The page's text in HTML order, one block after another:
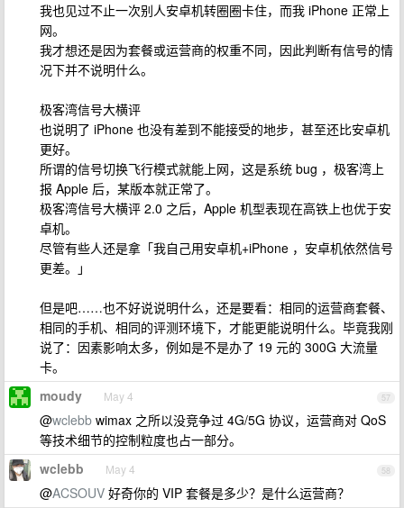
我也见过不止一次别人安卓机转圈圈卡住，而我 iPhone 正常上
网。
我才想还是因为套餐或运营商的权重不同，因此判断有信号的情
况下并不说明什么。
极客湾信号大横评
也说明了 iPhone 也没有差到不能接受的地步，甚至还比安卓机
更好。
所谓的信号切换飞行模式就能上网，这是系统 bug ，极客湾上
报 Apple 后，某版本就正常了。
极客湾信号大横评 2.0 之后，Apple 机型表现在高铁上也优于安
卓机。
尽管有些人还是拿「我自己用安卓机+iPhone ，安卓机依然信号
更差。」
但是吧……也不好说说明什么，还是要看：相同的运营商套餐、
相同的手机、相同的评测环境下，才能更能说明什么。毕竟我刚
说了：因素影响太多，例如是不是办了 19 元的 300G 大流量
卡。
57
moudy May 4
@wclebb wimax 之所以没竞争过 4G/5G 协议，运营商对 QoS
等技术细节的控制粒度也占一部分。
58
wclebb May 4
@ACSOUV 好奇你的 VIP 套餐是多少？是什么运营商？